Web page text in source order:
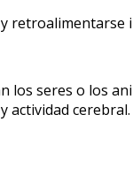
seres o los
actividad cerebral.